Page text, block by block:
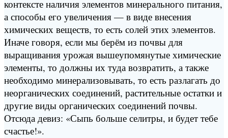
контексте наличия элементов минерального питания,
а способы его увеличения — в виде внесения
химических веществ, то есть солей этих элементов.
Иначе говоря, если мы берём из почвы для
выращивания урожая вышеупомянутые химические
элементы, то должны их туда возвратить, а также
необходимо минерализовывать, то есть разлагать до
неорганических соединений, растительные остатки и
другие виды органических соединений почвы.
Отсюда девиз: «Сыпь больше селитры, и будет тебе
счастье!».